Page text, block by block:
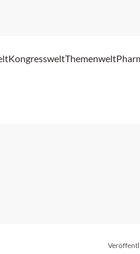
KongressweltThemenwelt